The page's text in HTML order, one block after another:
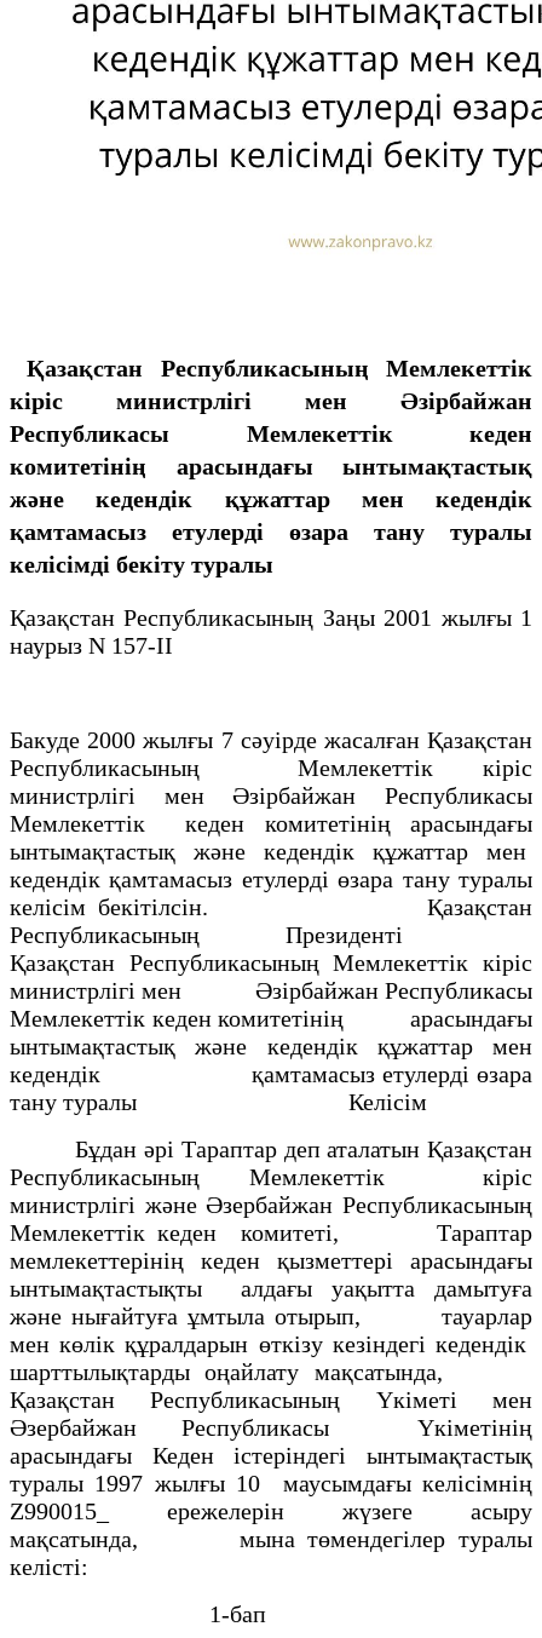
Қазақстан Республикасының Мемлекеттік
кiрiс министрлiгi мен Әзірбайжан
Республикасы Мемлекеттiк кеден
комитетiнiң арасындағы ынтымақтастық
және кедендiк құжаттар мен кедендiк
қамтамасыз етулердi өзара тану туралы
келісімді бекіту туралы
Қазақстан Республикасының Заңы 2001 жылғы 1
наурыз N 157-ІІ
Бакуде 2000 жылғы 7 сәуірде жасалған Қазақстан
Республикасының Мемлекеттік кiрiс
министрлiгi мен Әзірбайжан Республикасы
Мемлекеттiк кеден комитетiнiң арасындағы
ынтымақтастық және кедендiк құжаттар мен
кедендiк қамтамасыз етулердi өзара тану туралы
келісім бекітілсін. Қазақстан
Республикасының Президенті
Қазақстан Республикасының Мемлекеттік кiрiс
министрлiгi мен Әзірбайжан Республикасы
Мемлекеттiк кеден комитетiнiң арасындағы
ынтымақтастық және кедендiк құжаттар мен
кедендiк қамтамасыз етулердi өзара
тану туралы Келісім
Бұдан әрi Тараптар деп аталатын Қазақстан
Республикасының Мемлекеттiк кiрiс
министрлiгi және Әзербайжан Республикасының
Мемлекеттiк кеден комитетi, Тараптар
мемлекеттерiнiң кеден қызметтерi арасындағы
ынтымақтастықты алдағы уақытта дамытуға
және нығайтуға ұмтыла отырып, тауарлар
мен көлiк құралдарын өткiзу кезiндегi кедендік
шарттылықтарды оңайлату мақсатында,
Қазақстан Республикасының Yкiметi мен
Әзербайжан Республикасы Yкiметiнің
арасындағы Кеден iстерiндегi ынтымақтастық
туралы 1997 жылғы 10 маусымдағы келiсiмнiң
Z990015_ ережелерiн жүзеге асыру
мақсатында, мына төмендегiлер туралы
келiстi:
1-бап